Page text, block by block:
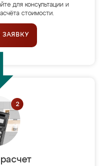
для консультации и
стоимости.
ЗАЯВКУ